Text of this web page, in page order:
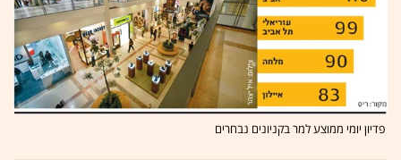
פדיון יומי ממוצע למר בקניונים נבחרים